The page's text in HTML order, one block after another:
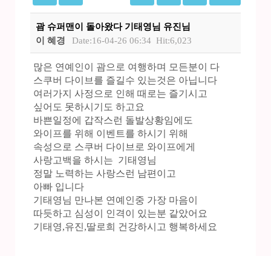
괌 슈퍼맨이 돌아왔다 기태영님 유진님
이 혜경
Date:16-04-26 06:34 Hit:6,023
많은 연예인이 괌으로 여행하며 모든분이 다
스쿠버 다이브를 즐길수 있는것은 아닙니다
여러가지 사정으로 인해 때로는 즐기시고
싶어도 못하시기도 하고요
바쁜일정에 갑작스런 돌발상황임에도
와이프를 위해 이벤트를 하시기 위해
속성으로 스쿠버 다이브로 와이프에게
사랑고백을 하시는 기태영님
정말 노력하는 사랑스런 남편이고
아빠 입니다
기태영님 만나본 연예인중 가장 마음이
따듯하고 심성이 인격이 있는분 같았어요
기태영,유진,딸로희 건강하시고 행복하세요